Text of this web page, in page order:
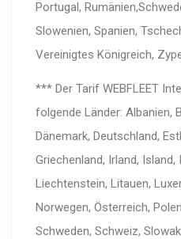
Portugal,
Slowenien, Spanien,
Vereinigtes Königreich,
*** Der Tarif WEBFLEET
folgende Länder: Albanien,
Dänemark, Deutschland,
Griechenland, Irland, Island,
Liechtenstein, Litauen,
Norwegen, Österreich,
Schweden, Schweiz,